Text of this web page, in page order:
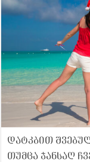
დატკბით
თუმცა ჯანსაღ